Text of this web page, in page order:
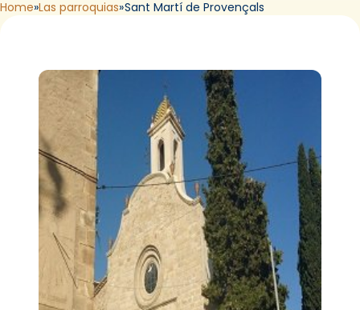
Home Las parroquias Sant Martí de Provençals